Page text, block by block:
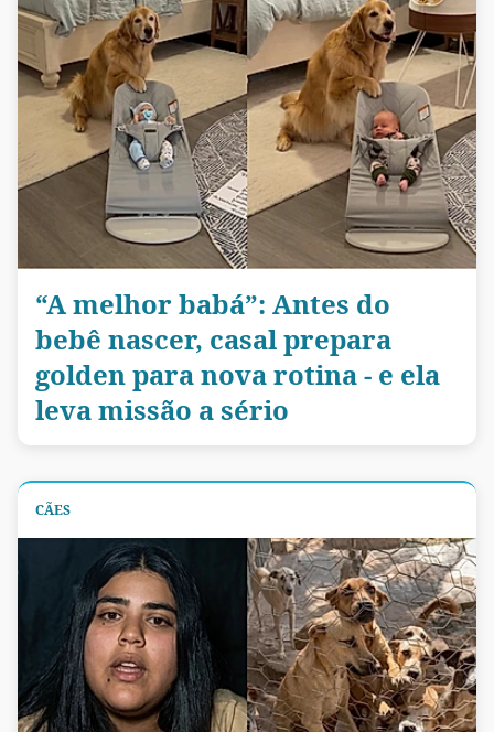
“A melhor babá”: Antes do
bebê nascer, casal prepara
golden para nova rotina - e ela
leva missão a sério
CÃES